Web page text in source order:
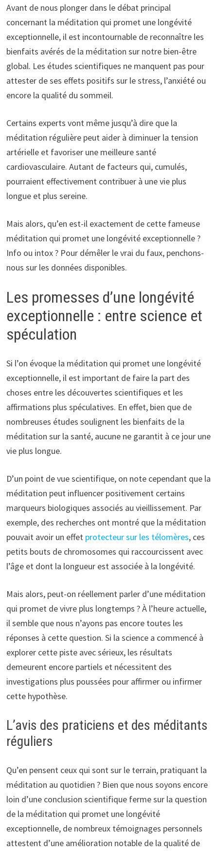
Avant de nous plonger dans le débat principal
concernant la méditation qui promet une longévité
exceptionnelle, il est incontournable de reconnaître les
bienfaits avérés de la méditation sur notre bien-être
global. Les études scientifiques ne manquent pas pour
attester de ses effets positifs sur le stress, l’anxiété ou
encore la qualité du sommeil.
Certains experts vont même jusqu’à dire que la
méditation régulière peut aider à diminuer la tension
artérielle et favoriser une meilleure santé
cardiovasculaire. Autant de facteurs qui, cumulés,
pourraient effectivement contribuer à une vie plus
longue et plus sereine.
Mais alors, qu’en est-il exactement de cette fameuse
méditation qui promet une longévité exceptionnelle ?
Info ou intox ? Pour démêler le vrai du faux, penchons-
nous sur les données disponibles.
Les promesses d’une longévité
exceptionnelle : entre science et
spéculation
Si l’on évoque la méditation qui promet une longévité
exceptionnelle, il est important de faire la part des
choses entre les découvertes scientifiques et les
affirmations plus spéculatives. En effet, bien que de
nombreuses études soulignent les bienfaits de la
méditation sur la santé, aucune ne garantit à ce jour une
vie plus longue.
D’un point de vue scientifique, on note cependant que la
méditation peut influencer positivement certains
marqueurs biologiques associés au vieillissement. Par
exemple, des recherches ont montré que la méditation
pouvait avoir un effet protecteur sur les télomères, ces
petits bouts de chromosomes qui raccourcissent avec
l’âge et dont la longueur est associée à la longévité.
Mais alors, peut-on réellement parler d’une méditation
qui promet de vivre plus longtemps ? À l’heure actuelle,
il semble que nous n’ayons pas encore toutes les
réponses à cette question. Si la science a commencé à
explorer cette piste avec sérieux, les résultats
demeurent encore partiels et nécessitent des
investigations plus poussées pour affirmer ou infirmer
cette hypothèse.
L’avis des praticiens et des méditants
réguliers
Qu’en pensent ceux qui sont sur le terrain, pratiquant la
méditation au quotidien ? Bien que nous soyons encore
loin d’une conclusion scientifique ferme sur la question
de la méditation qui promet une longévité
exceptionnelle, de nombreux témoignages personnels
attestent d’une amélioration notable de la qualité de